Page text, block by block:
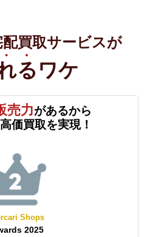
買取サービスが
る ワケ
売力があるから
価買取を実現！
Shops
2025